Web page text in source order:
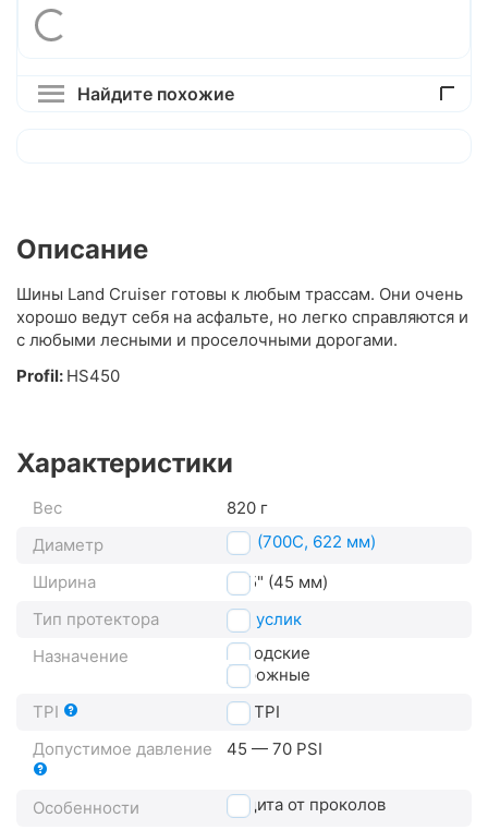
Найдите похожие
Описание
Шины Land Cruiser готовы к любым трассам. Они очень
хорошо ведут себя на асфальте, но легко справляются и
с любыми лесными и проселочными дорогами.
Profil: HS450
Характеристики
Вес
820 г
Диаметр
28" (700C, 622 мм)
Ширина
1.75" (45 мм)
Тип протектора
полуслик
Назначение
городские
дорожные
TPI
50 TPI
Допустимое давление
45 — 70 PSI
Особенности защита от проколов